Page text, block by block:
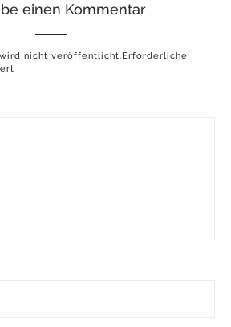
einen Kommentar
nicht veröffentlicht.Erforderliche